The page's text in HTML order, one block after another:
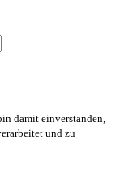
damit einverstanden,
und zu